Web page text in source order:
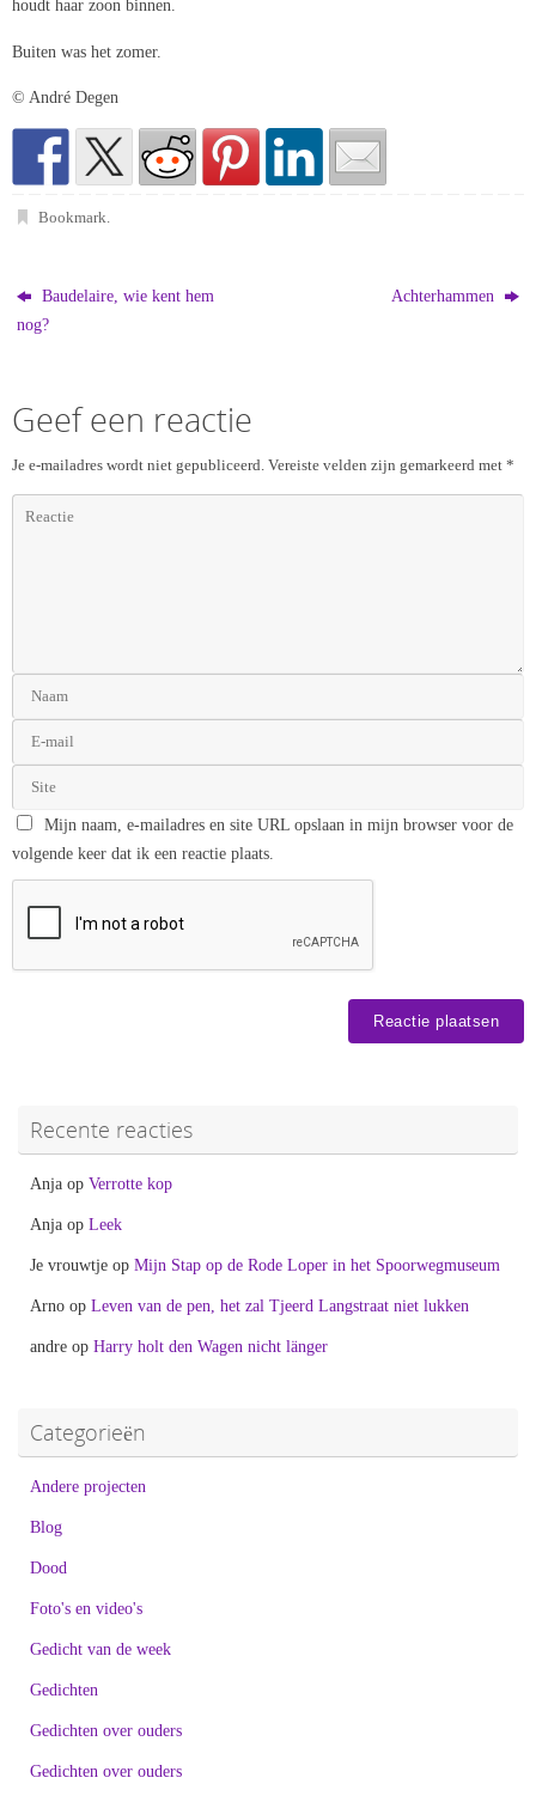
houdt haar zoon binnen.
Buiten was het zomer.
© André Degen
Bookmark
Baudelaire, wie kent hem
nog?
Achterhammen
Geef een reactie
Je e-mailadres wordt niet gepubliceerd. Vereiste velden zijn gemarkeerd met *
Mijn naam, e-mailadres en site URL opslaan in mijn browser voor de
volgende keer dat ik een reactie plaats.
Recente reacties
Anja op Verrotte kop
Anja op Leek
Je vrouwtje op Mijn Stap op de Rode Loper in het Spoorwegmuseum
Arno op Leven van de pen, het zal Tjeerd Langstraat niet lukken
andre op Harry holt den Wagen nicht länger
Categorieën
Andere projecten
Blog
Dood
Foto's en video's
Gedicht van de week
Gedichten
Gedichten over ouders
Gedichten over ouders